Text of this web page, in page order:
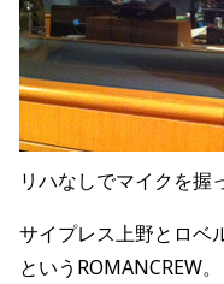
リハなしでマイクを握
サイプレス上野とロベ
というROMANCREW。